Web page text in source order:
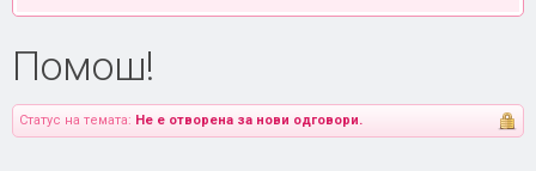
Помош!
Статус на темата: Не е отворена за нови одговори.